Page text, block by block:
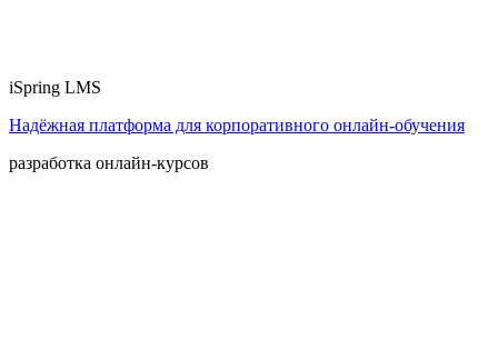
iSpring LMS
Надёжная платформа для корпоративного онлайн‑обучения
разработка онлайн-курсов